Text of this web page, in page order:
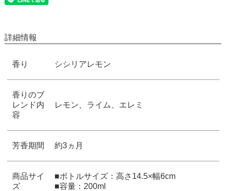
詳細情報
香り シシリアレモン
香りのブ
レンド内
容
レモン、ライム、エレミ
芳香期間 約3ヵ月
商品サイ
ズ
■ボトルサイズ：高さ14.5×幅6cm
■容量：200ml